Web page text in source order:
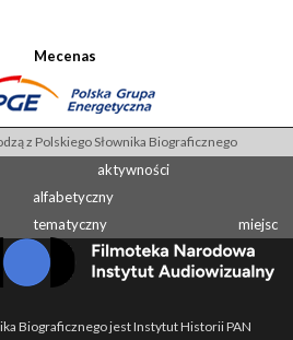
Mecenas
z Polskiego Słownika Biograficznego
aktywności
alfabetyczny
tematyczny
miejsc
Biograficznego jest Instytut Historii PAN